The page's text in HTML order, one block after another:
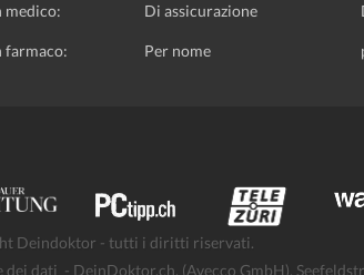
medico: Di assicurazione
farmaco: Per nome
Deindoktor - tutti i diritti riservati.
dei dati - DeinDoktor.ch, (Avecco GmbH),